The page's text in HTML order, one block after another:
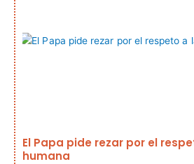
El Papa pide rezar por el
humana